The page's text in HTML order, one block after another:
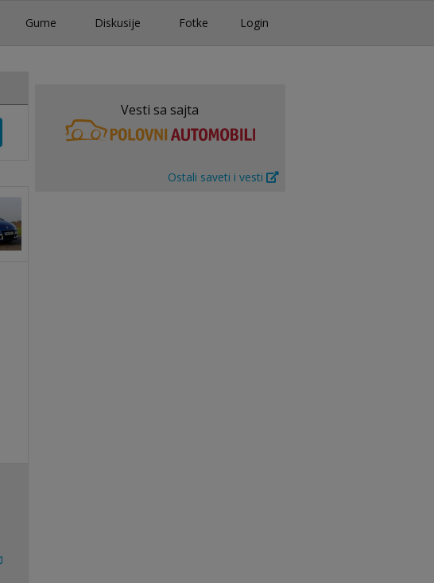
Login
Gume Diskusije Fotke
Vesti sa sajta
Ostali saveti i vesti